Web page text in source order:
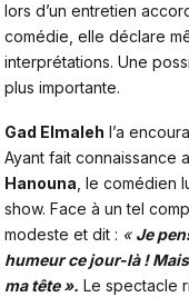
lors d’un entretien
comédie, elle déclare
interprétations. Une
plus importante.
Gad Elmaleh l’a
Ayant fait connaissance
Hanouna , le comédien
show. Face à un tel
modeste et dit : «Je
humeur ce jour-là !
ma tête ». Le spectacle